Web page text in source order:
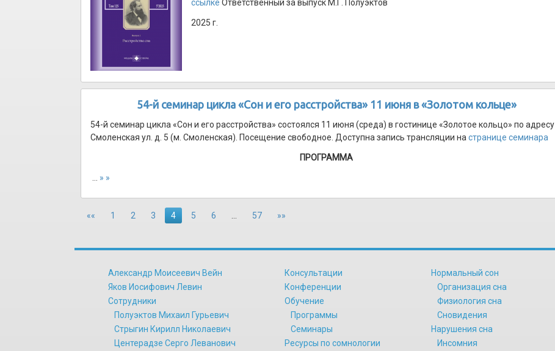
ссылке Ответственный за выпуск М.Г. Полуэктов
2025 г.
54-й семинар цикла «Сон и его расстройства» 11 июня в «Золотом кольце»
54-й семинар цикла «Сон и его расстройства» состоялся 11 июня (среда) в гостинице «Золотое кольцо» по адресу
Смоленская ул. д. 5 (м. Смоленская). Посещение свободное. Доступна запись трансляции настранице семинара
ПРОГРАММА
… » »
«« 1 2 3 4 5 6 … 57 »»
Александр Моисеевич Вейн
Яков Иосифович Левин
Сотрудники
Полуэктов Михаил Гурьевич
Стрыгин Кирилл Николаевич
Центерадзе Серго Леванович
Консультации
Конференции
Обучение
Программы
Семинары
Ресурсы по сомнологии
Нормальный сон
Организация сна
Физиология сна
Сновидения
Нарушения сна
Инсомния